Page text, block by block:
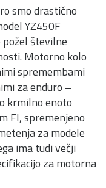
smo drastično
YZ450F
številne
Motorno kolo
spremembami
za enduro –
krmilno enoto
FI, spremenjeno
za modele
ima tudi večji
za motorna